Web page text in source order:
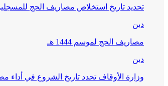
تحديد تاريخ استخلاص مصاريف الحج للمسجلين
دين
مصاريف الحج لموسم 1444 هـ
دين
وزارة الأوقاف تحدد تاريخ الشروع في أداء